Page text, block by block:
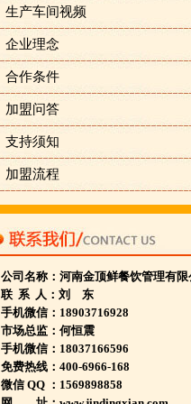
陕西西安市 宁夏银川市 山
江苏泗洪 沭阳 浙江宁
河南南阳多家 焦作周
郑州港区 许昌洛阳开
河北石家庄 唐山迁安
安徽亳州清真店 湖
山西晋城 阳泉等
欢迎您到就近店品
详询公司总监 何恒震 先生:手
最火爆最新的网络线上团购及
生产车间视频
企业理念
合作条件
加盟问答
支持须知
加盟流程
公司名称： 河南金顶鲜餐饮管理有限
联 系 人：刘 东
手机微信：18903716928
市场总监：何恒震
手机微信：18037166596
免费热线：400-6966-168
微信 QQ ：1569898858